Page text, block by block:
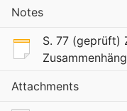
Notes
S. 77 (geprüft) Zitiert in: 1983_ Vergessene
die ich hier
Attachments